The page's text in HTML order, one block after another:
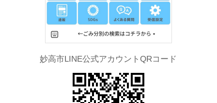
妙高市LINE公式アカウントQRコード